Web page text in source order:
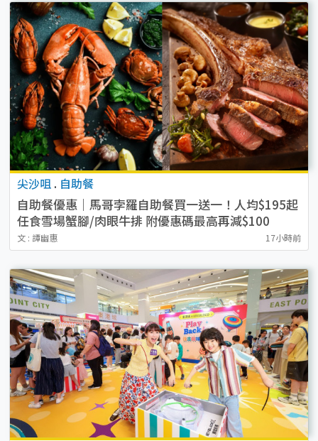
尖沙咀 . 自助餐
自助餐優惠｜馬哥孛羅自助餐買一送一！人均$195起
任食雪場蟹腳/肉眼牛排 附優惠碼最高再減$100
文 : 譚幽惠 17小時前